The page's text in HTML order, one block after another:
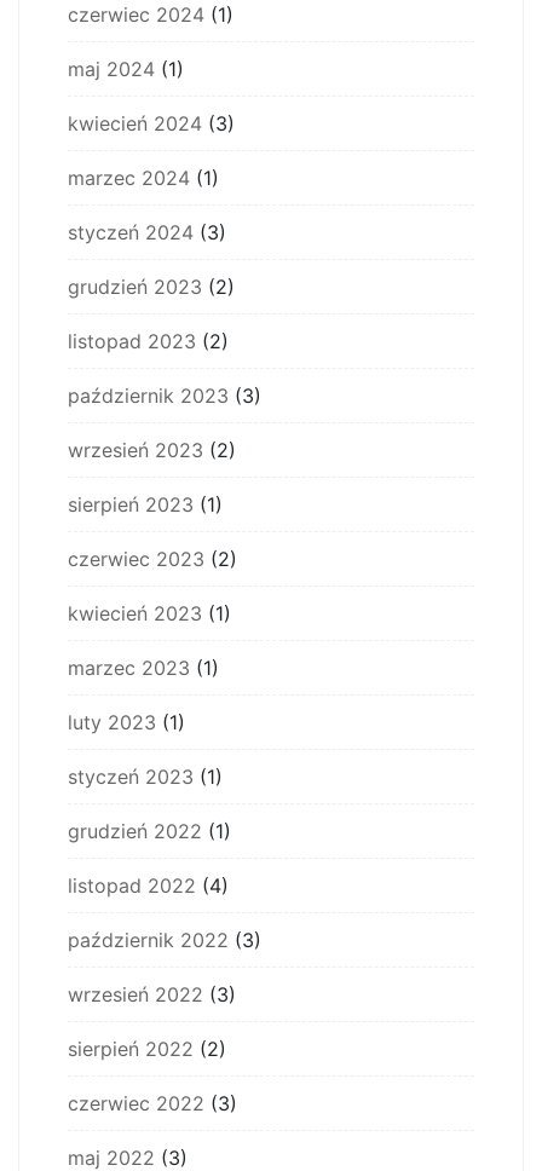
czerwiec 2024 (1)
maj 2024 (1)
kwiecień 2024 (3)
marzec 2024 (1)
styczeń 2024 (3)
grudzień 2023 (2)
listopad 2023 (2)
październik 2023 (3)
wrzesień 2023 (2)
sierpień 2023 (1)
czerwiec 2023 (2)
kwiecień 2023 (1)
marzec 2023 (1)
luty 2023 (1)
styczeń 2023 (1)
grudzień 2022 (1)
listopad 2022 (4)
październik 2022 (3)
wrzesień 2022 (3)
sierpień 2022 (2)
czerwiec 2022 (3)
maj 2022 (3)